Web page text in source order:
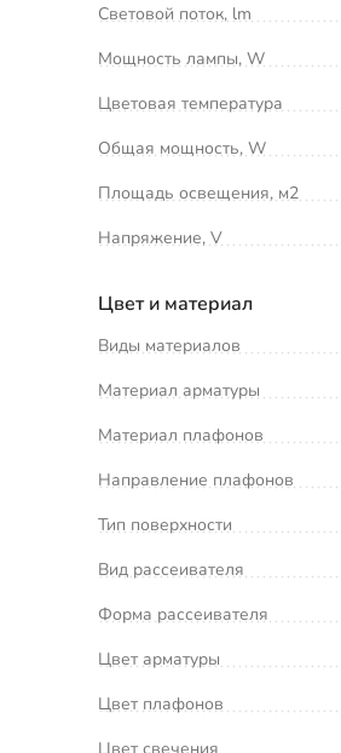
Световой поток, lm
Мощность лампы, W
Цветовая температура
Общая мощность, W
Площадь освещения, м2
Напряжение, V
Цвет и материал
Виды материалов
Материал арматуры
Материал плафонов
Направление плафонов
Тип поверхности
Вид рассеивателя
Форма рассеивателя
Цвет арматуры
Цвет плафонов
Цвет свечения